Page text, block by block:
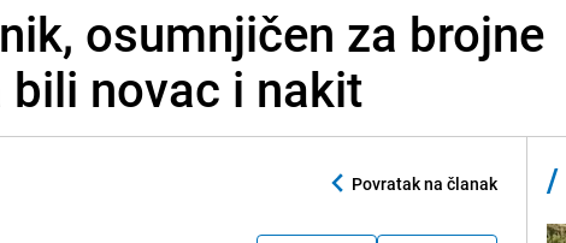
osumnjičen za brojne
novac i nakit
Povratak na članak /